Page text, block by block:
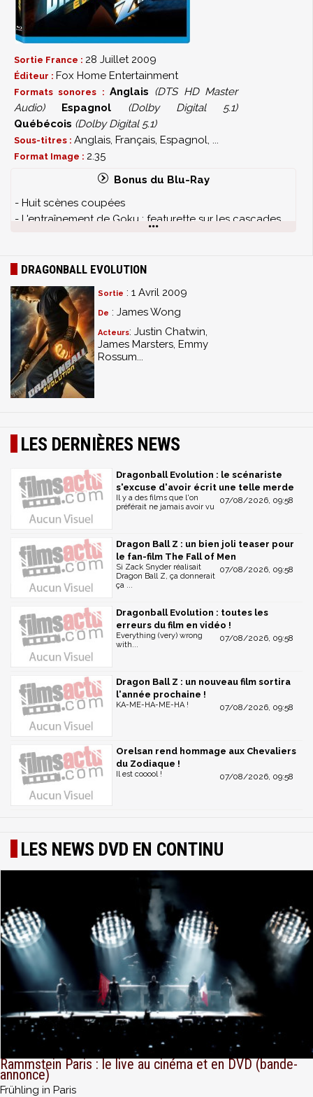
Sortie France : 28 Juillet 2009
Éditeur : Fox Home Entertainment
Formats sonores : Anglais (DTS HD Master
Audio)
Espagnol
(Dolby Digital 5.1)
Québécois (Dolby Digital 5.1)
Sous-titres : Anglais, Français, Espagnol, ...
Format Image : 2.35
Bonus du Blu-Ray
- Huit scènes coupées
- L'entraînement de Goku : featurette sur les cascades
- Fox Movie Channel Presente : La vie après l'école
avec Justin Chatwin
- Le bêtisier de Dragonball Evolution
- Brian Anthony le clip deWorked Up
- Copie numérique du film
- Jeu : La chasse au trésor de Goku (Exclu Blu-ray)
DRAGONBALL EVOLUTION
Sortie : 1 Avril 2009
De : James Wong
Acteurs: Justin Chatwin,
James Marsters, Emmy
Rossum...
LES DERNIÈRES NEWS
Dragonball Evolution : le scénariste
s'excuse d'avoir écrit une telle merde
07/08/2026, 09:58
Il y a des films que l'on
préférait ne jamais avoir vu
Dragon Ball Z : un bien joli teaser pour
le fan-film The Fall of Men
07/08/2026, 09:58
Si Zack Snyder réalisait
Dragon Ball Z, ça donnerait
ça ...
Dragonball Evolution : toutes les
erreurs du film en vidéo !
07/08/2026, 09:58
Everything (very) wrong
with...
Dragon Ball Z : un nouveau film sortira
l'année prochaine !
07/08/2026, 09:58
KA-ME-HA-ME-HA !
Orelsan rend hommage aux Chevaliers
du Zodiaque !
07/08/2026, 09:58
Il est cooool !
LES NEWS DVD EN CONTINU
Rammstein Paris : le live au cinéma et en DVD (bande-
annonce)
Frühling in Paris